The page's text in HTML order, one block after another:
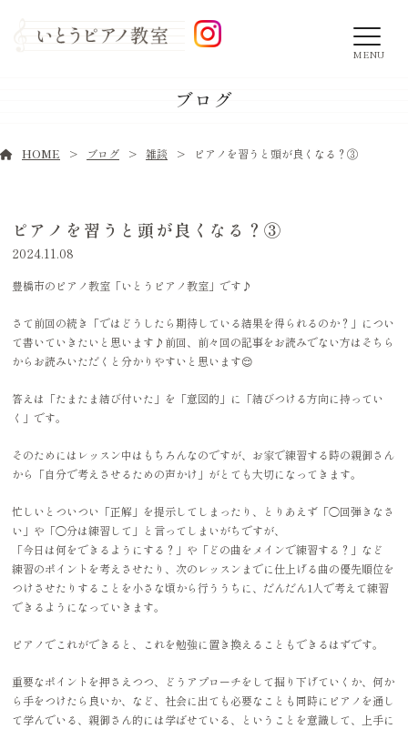
MENU
ブログ
HOME ブログ 雑談 ピアノを習うと頭が良くなる？③
ピアノを習うと頭が良くなる？③
2024.11.08
豊橋市のピアノ教室「いとうピアノ教室」です♪
さて前回の続き「ではどうしたら期待している結果を得られるのか？」につい
て書いていきたいと思います♪ 前回、前々回の記事をお読みでない方はそちら
からお読みいただくと分かりやすいと思います😌
答えは「たまたま結び付いた」を「意図的」に「結びつける方向に持ってい
く」です。
そのためにはレッスン中はもちろんなのですが、お家で練習する時の親御さん
から「自分で考えさせるための声かけ」がとても大切になってきます。
忙しいとついつい「正解」を提示してしまったり、とりあえず「◯回弾きなさ
い」や「◯分は練習して」と言ってしまいがちですが、
「今日は何をできるようにする？」や「どの曲をメインで練習する？」など
練習のポイントを考えさせたり、次のレッスンまでに仕上げる曲の優先順位を
つけさせたりすることを小さな頃から行ううちに、だんだん1人で考えて練習
できるようになっていきます。
ピアノでこれができると、これを勉強に置き換えることもできるはずです。
重要なポイントを押さえつつ、どうアプローチをして掘り下げていくか、何か
ら手をつけたら良いか、など、社会に出ても必要なことも同時にピアノを通し
て学んでいる、親御さん的には学ばせている、ということを意識して、上手に